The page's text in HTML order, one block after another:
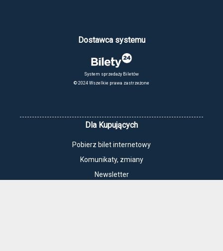
Dostawca systemu
System sprzedaży Biletów
© 2024 Wszelkie prawa zastrzeżone
Dla Kupujących
Pobierz bilet internetowy
Komunikaty, zmiany
Newsletter